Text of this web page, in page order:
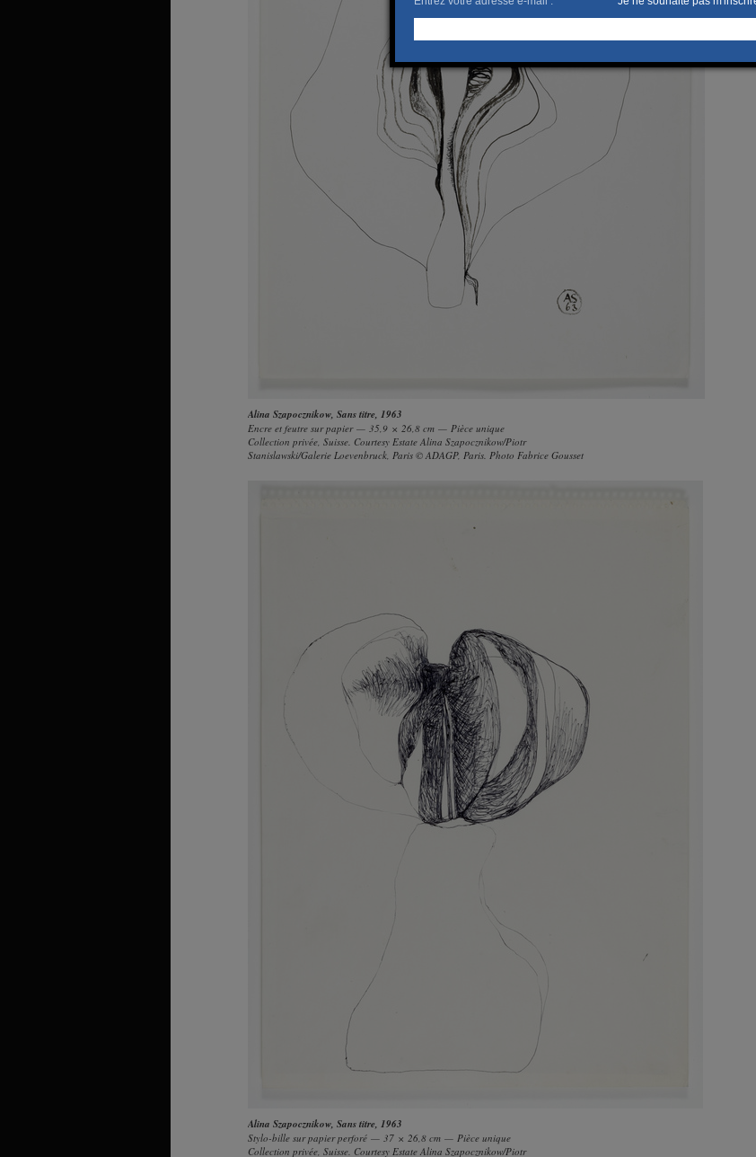
Alina Szapocznikow, Sans titre, 1963
Encre et feutre sur papier — 35,9 × 26,8 cm — Pièce unique
Collection privée, Suisse. Courtesy Estate Alina Szapocznikow/Piotr
Stanislawski/Galerie Loevenbruck, Paris © ADAGP, Paris. Photo Fabrice Gousset
Alina Szapocznikow, Sans titre, 1963
Stylo-bille sur papier perforé — 37 × 26,8 cm — Pièce unique
Collection privée, Suisse. Courtesy Estate Alina Szapocznikow/Piotr